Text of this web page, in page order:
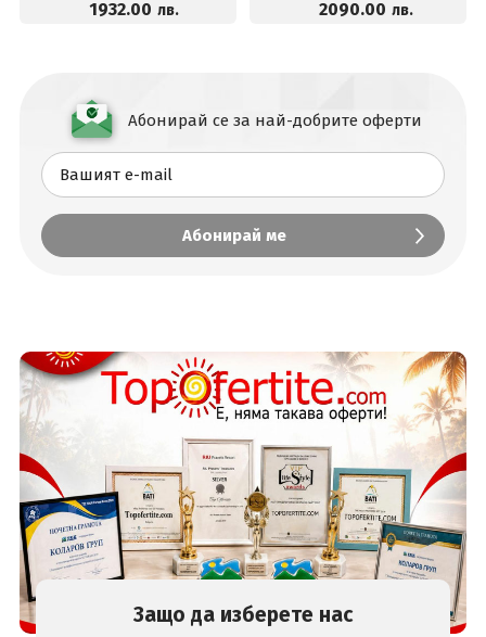
1932.00 лв. 2090.00 лв.
Абонирай се за най-добрите оферти
Защо да изберете нас